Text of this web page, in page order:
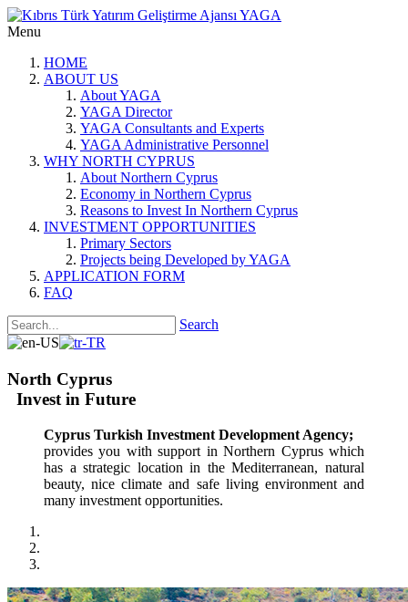
Menu
HOME
ABOUT US
About YAGA
YAGA Director
YAGA Consultants and Experts
YAGA Administrative Personnel
WHY NORTH CYPRUS
About Northern Cyprus
Economy in Northern Cyprus
Reasons to Invest In Northern Cyprus
INVESTMENT OPPORTUNITIES
Primary Sectors
Projects being Developed by YAGA
APPLICATION FORM
FAQ
Search
North Cyprus
Invest in Future
Cyprus Turkish Investment Development Agency;
provides you with support in Northern Cyprus which
has a strategic location in the Mediterranean, natural
beauty, nice climate and safe living environment and
many investment opportunities.